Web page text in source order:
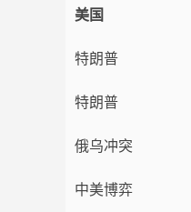
美国
特朗普
特朗普
俄乌冲突
中美博弈